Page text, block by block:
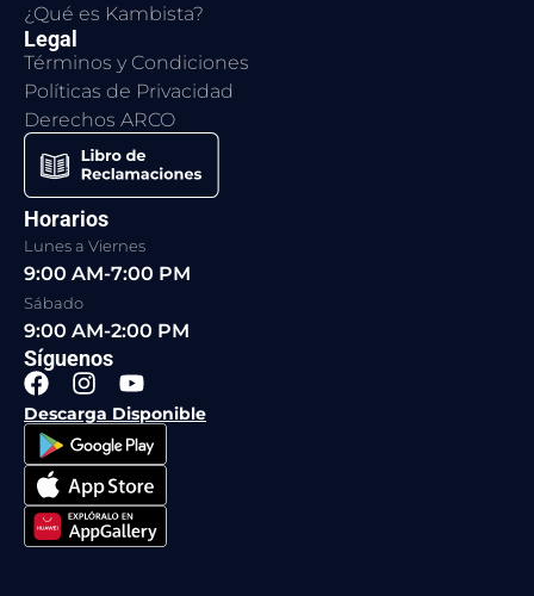
¿Qué es Kambista?
Legal
Términos y Condiciones
Políticas de Privacidad
Derechos ARCO
Horarios
Lunes a Viernes
9:00 AM-7:00 PM
Sábado
9:00 AM-2:00 PM
Síguenos
F
a
c
e
b
o
o
k
I
n
s
t
a
g
r
a
Y
o
u
t
u
b
e
Descarga Disponible